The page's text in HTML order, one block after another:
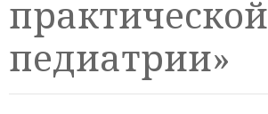
практической
педиатрии»